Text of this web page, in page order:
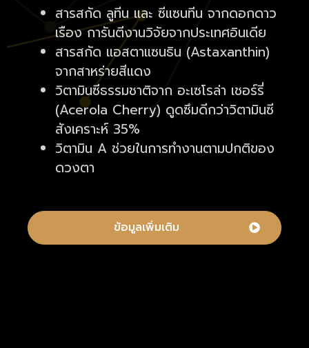
สารสกัด ลูทีน และ ซีแซนทีน จากดอกดาว
เรือง การันตีงานวิจัยจากประเทศอินเดีย
สารสกัด แอสตาแซนธิน (Astaxanthin)
จากสาหร่ายสีแดง
วิตามินซีธรรมชาติจาก อะเซโรล่า เชอร์รี่
(Acerola Cherry) ดูดซึมดีกว่าวิตามินซี
สังเคราะห์ 35%
วิตามิน A ช่วยในการทำงานตามปกติของ
ดวงตา
ข้อมูลเพิ่มเติม